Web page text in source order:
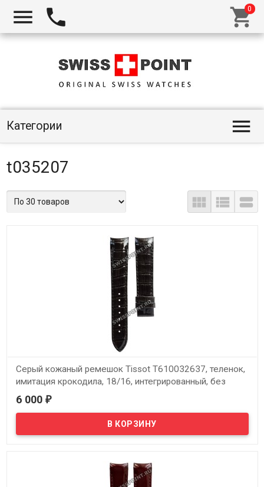
  
Категории 
t035207
  
Серый кожаный ремешок Tissot T610032637, теленок,
имитация крокодила, 18/16, интегрированный, без
замка, Tissot T610032637 Couturier T035.207,
T035207A
6 000 ₽